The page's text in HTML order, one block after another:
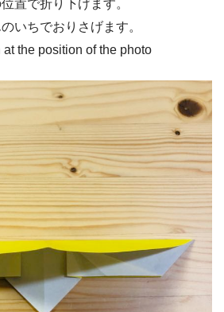
置で折り下げます。
いちでおりさげます。
at the position of the photo